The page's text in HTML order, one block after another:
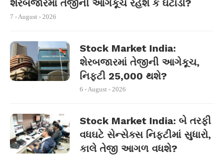
શેરબજારમાં તેજીની આગેકૂચ રહેશે કે ઘટાડો?
7 - August - 2026
Stock Market India:
શેરબજારમાં તેજીની આગેકૂચ,
નિફ્ટી 25,000 થશે?
6 - August - 2026
Stock Market India: બે તરફી
વધઘટે સેન્સેક્સ નિફ્ટીમાં સુધારો,
કાલે તેજી આગળ વધશે?